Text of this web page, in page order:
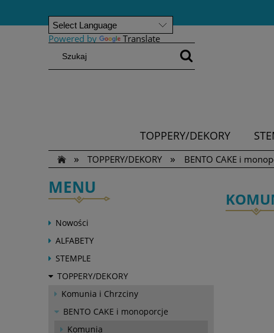
Powered by Translate
TOPPERY/DEKORY
»
TOPPERY/DEKORY » BENTO CAKE i
MENU
Nowości
ALFABETY
STEMPLE
TOPPERY/DEKORY
Komunia i Chrzciny
BENTO CAKE i monoporcje
Komunia